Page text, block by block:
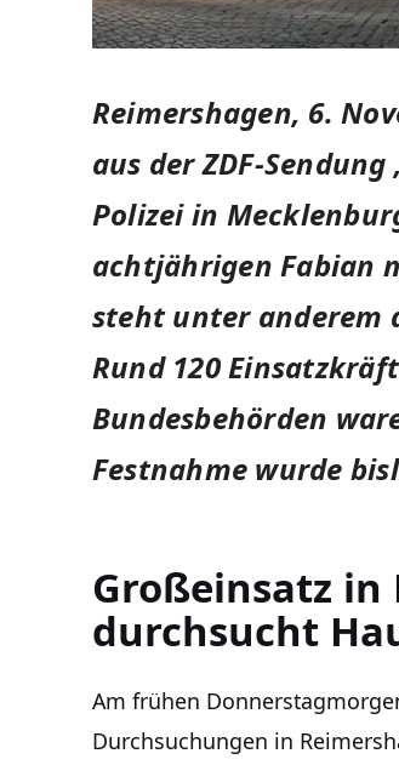
Reimershagen, 6.
aus der ZDF-
Polizei in
achtjährigen Fabian
steht unter anderem
Rund 120
Bundesbehörden
Festnahme wurde
Großeinsatz in
durchsucht
Am frühen
Durchsuchungen in